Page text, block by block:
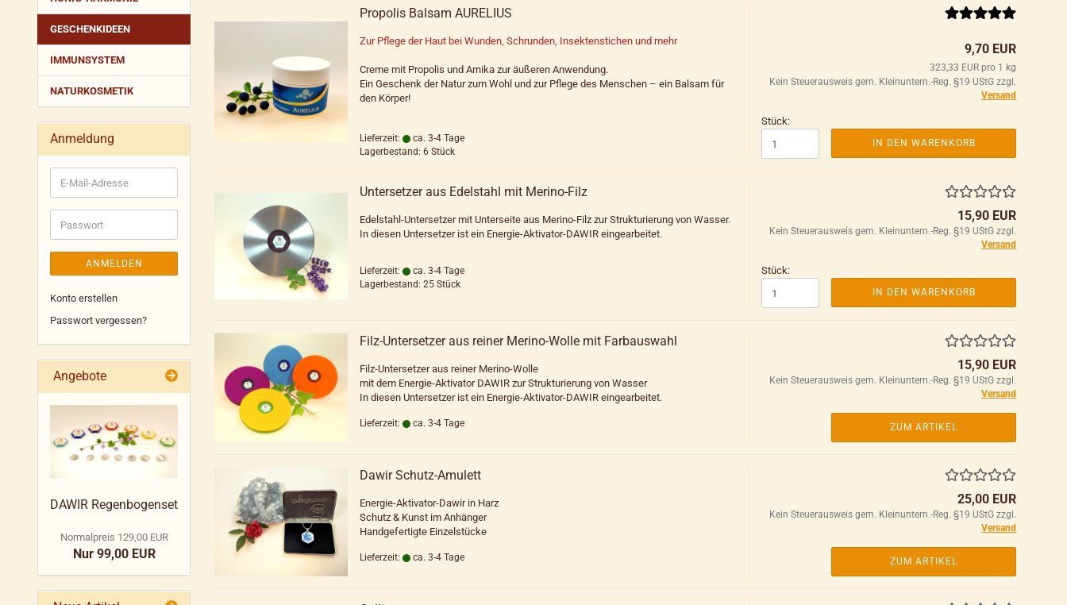
Propolis Balsam AURELIUS
Zur Pflege der Haut bei Wunden, Schrunden, Insektenstichen und mehr
Creme mit Propolis und Arnika zur äußeren Anwendung.
Ein Geschenk der Natur zum Wohl und zur Pflege des Menschen – ein Balsam für
den Körper!
Lieferzeit:
ca. 3-4 Tage
Lagerbestand: 6 Stück
9,70 EUR
323,33 EUR pro 1 kg
Kein Steuerausweis gem. Kleinuntern.-Reg. §19 UStG zzgl.
Versand
Stück:
IN DEN WARENKORB
Untersetzer aus Edelstahl mit Merino-Filz
Edelstahl-Untersetzer mit Unterseite aus Merino-Filz zur Strukturierung von Wasser.
In diesen Untersetzer ist ein Energie-Aktivator-DAWIR eingearbeitet.
Lieferzeit:
ca. 3-4 Tage
Lagerbestand: 25 Stück
15,90 EUR
Kein Steuerausweis gem. Kleinuntern.-Reg. §19 UStG zzgl.
Versand
Stück:
IN DEN WARENKORB
Filz-Untersetzer aus reiner Merino-Wolle mit Farbauswahl
Filz-Untersetzer aus reiner Merino-Wolle
mit dem Energie-Aktivator DAWIR zur Strukturierung von Wasser
In diesen Untersetzer ist ein Energie-Aktivator-DAWIR eingearbeitet.
Lieferzeit: ca. 3-4 Tage
15,90 EUR
Kein Steuerausweis gem. Kleinuntern.-Reg. §19 UStG zzgl.
Versand
ZUM ARTIKEL
Dawir Schutz-Amulett
Energie-Aktivator-Dawir in Harz
Schutz & Kunst im Anhänger
Handgefertigte Einzelstücke
Lieferzeit: ca. 3-4 Tage
25,00 EUR
Kein Steuerausweis gem. Kleinuntern.-Reg. §19 UStG zzgl.
Versand
ZUM ARTIKEL
GESCHENKIDEEN
IMMUNSYSTEM
NATURKOSMETIK
Anmeldung
E-
Mail-
Adresse
Passwort
ANMELDEN
Konto erstellen
Passwort vergessen?
Angebote
DAWIR Regenbogenset
Normalpreis 129,00 EUR
Nur 99,00 EUR